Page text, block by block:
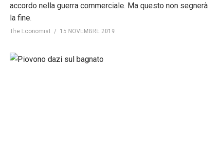
accordo nella guerra commerciale. Ma questo non segnerà
la fine.
The Economist 15 NOVEMBRE 2019